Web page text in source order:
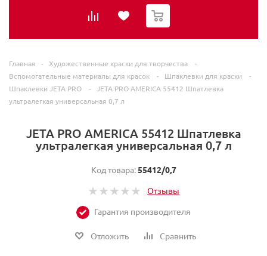
0
Главная - Художественные краски для творчества
-
Вспомогательные материалы для красок
- Шпаклевки для краски
-
Шпаклевки JETA PRO
-
JETA PRO AMERICA 55412 Шпатлевка
ультралегкая универсальная 0,7 л
JETA PRO AMERICA 55412 Шпатлевка
ультралегкая универсальная 0,7 л
Код товара:55412/0,7
Отзывы
Гарантия производителя
Отложить Сравнить